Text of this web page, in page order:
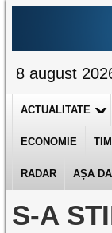
8 august
ACTUALITATE
ECONOMIE
RADAR AȘA
S-A